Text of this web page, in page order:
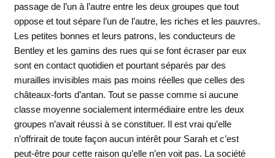
passage de l’un à l’autre entre les deux groupes que tout
oppose et tout sépare l’un de l’autre, les riches et les pauvres.
Les petites bonnes et leurs patrons, les conducteurs de
Bentley et les gamins des rues qui se font écraser par eux
sont en contact quotidien et pourtant séparés par des
murailles invisibles mais pas moins réelles que celles des
châteaux-forts d’antan. Tout se passe comme si aucune
classe moyenne socialement intermédiaire entre les deux
groupes n’avait réussi à se constituer. Il est vrai qu’elle
n’offrirait de toute façon aucun intérêt pour Sarah et c’est
peut-être pour cette raison qu’elle n’en voit pas. La société